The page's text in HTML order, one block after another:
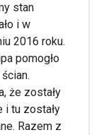
stan
i w
2016 roku.
pomogło
że zostały
i tu zostały
Razem z